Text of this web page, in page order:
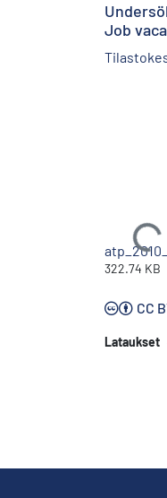
Job
Ladataan...
322.74 KB
CC
Lataukset